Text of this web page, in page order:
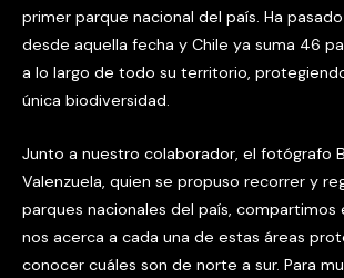
primer parque nacional del país. Ha
desde aquella fecha y Chile ya suma 46
a lo largo de todo su territorio,
única biodiversidad.
Junto a nuestro colaborador, el fotógrafo
Valenzuela, quien se propuso recorrer y
parques nacionales del país, compartimos
nos acerca a cada una de estas áreas
conocer cuáles son de norte a sur. Para